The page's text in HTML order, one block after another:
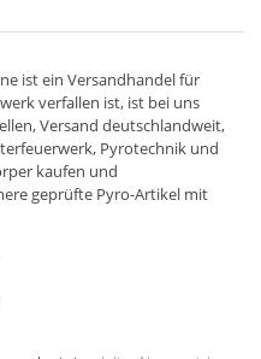
ist ein Versandhandelfür
verfallen ist, ist bei uns
Versand deutschlandweit,
, Pyrotechnik und
kaufen und
geprüfte Pyro-Artikel mit